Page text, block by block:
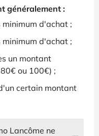
généralement :
minimum d'achat ;
minimum d'achat ;
un montant
ou 100€) ;
certain montant
Lancôme ne